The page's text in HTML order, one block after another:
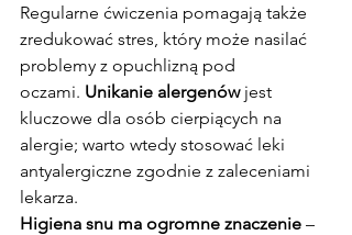
Regularne ćwiczenia pomagają także
zredukować stres, który może nasilać
problemy z opuchlizną pod
oczami. Unikanie alergenów jest
kluczowe dla osób cierpiących na
alergie; warto wtedy stosować leki
antyalergiczne zgodnie z zaleceniami
lekarza.
Higiena snu ma ogromne znaczenie –